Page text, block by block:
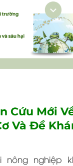
Cứu Mới
Và Đề
nông nghiệp